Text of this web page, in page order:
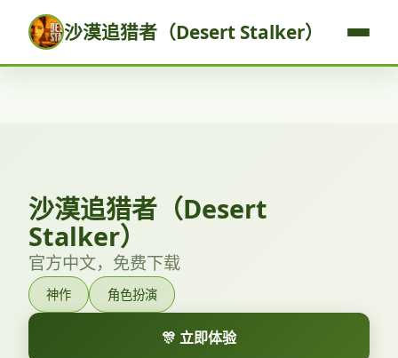
沙漠追猎者（Desert Stalker）
沙漠追猎者（Desert
Stalker）
官方中文，免费下载
神作 角色扮演
🎊 立即体验